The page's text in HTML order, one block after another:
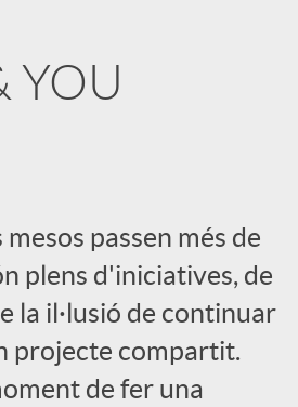
YOU
mesos passen més de
plens d'iniciatives, de
la il·lusió de continuar
projecte compartit.
de fer una